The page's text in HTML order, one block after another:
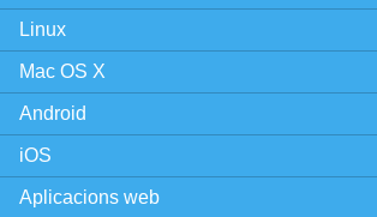
Linux
Mac OS X
Android
iOS
Aplicacions web